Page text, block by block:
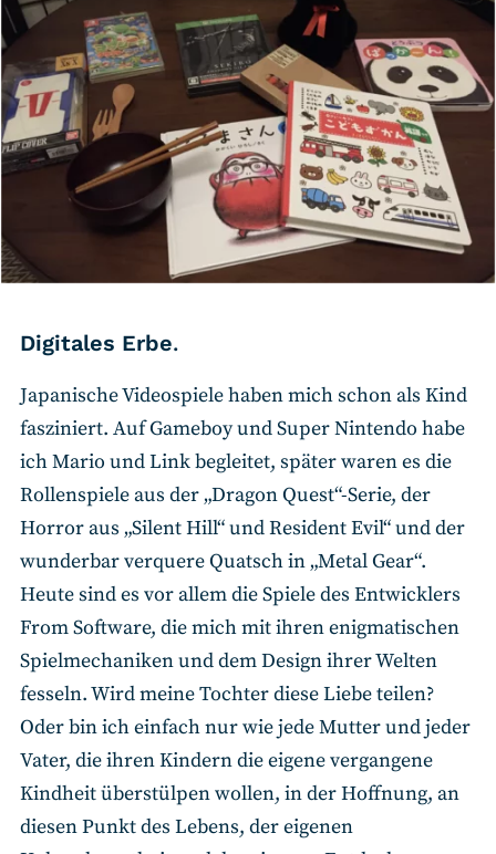
Digitales Erbe.
Japanische Videospiele haben mich schon als Kind
fasziniert. Auf Gameboy und Super Nintendo habe
ich Mario und Link begleitet, später waren es die
Rollenspiele aus der „Dragon Quest“-Serie, der
Horror aus „Silent Hill“ und Resident Evil“ und der
wunderbar verquere Quatsch in „Metal Gear“.
Heute sind es vor allem die Spiele des Entwicklers
From Software, die mich mit ihren enigmatischen
Spielmechaniken und dem Design ihrer Welten
fesseln. Wird meine Tochter diese Liebe teilen?
Oder bin ich einfach nur wie jede Mutter und jeder
Vater, die ihren Kindern die eigene vergangene
Kindheit überstülpen wollen, in der Hoffnung, an
diesen Punkt des Lebens, der eigenen